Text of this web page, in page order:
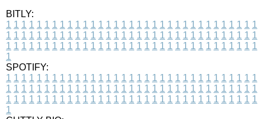
BITLY:
1 1 1 1 1 1 1 1 1 1 1 1 1 1 1 1 1 1 1 1 1 1 1 1 1 1 1 1 1 1 1 1 1
1 1 1 1 1 1 1 1 1 1 1 1 1 1 1 1 1 1 1 1 1 1 1 1 1 1 1 1 1 1 1 1 1
1 1 1 1 1 1 1 1 1 1 1 1 1 1 1 1 1 1 1 1 1 1 1 1 1 1 1 1 1 1 1 1 1
1
SPOTIFY:
1 1 1 1 1 1 1 1 1 1 1 1 1 1 1 1 1 1 1 1 1 1 1 1 1 1 1 1 1 1 1 1 1
1 1 1 1 1 1 1 1 1 1 1 1 1 1 1 1 1 1 1 1 1 1 1 1 1 1 1 1 1 1 1 1 1
1 1 1 1 1 1 1 1 1 1 1 1 1 1 1 1 1 1 1 1 1 1 1 1 1 1 1 1 1 1 1 1 1
1